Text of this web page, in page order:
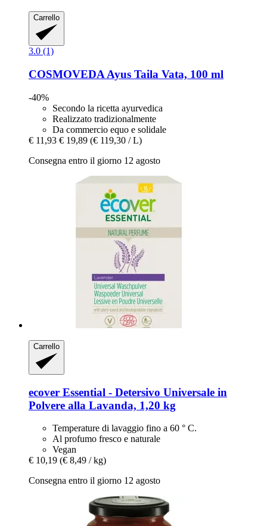
Carrello
3.0 (1)
COSMOVEDA Ayus Taila Vata, 100 ml
-40%
Secondo la ricetta ayurvedica
Realizzato tradizionalmente
Da commercio equo e solidale
€ 11,93 € 19,89 (€ 119,30 / L)
Consegna entro il giorno 12 agosto
Carrello
ecover Essential -​ Detersivo Universale in
Polvere alla Lavanda, 1,20 kg
Temperature di lavaggio fino a 60 ° C.
Al profumo fresco e naturale
Vegan
€ 10,19 (€ 8,49 / kg)
Consegna entro il giorno 12 agosto